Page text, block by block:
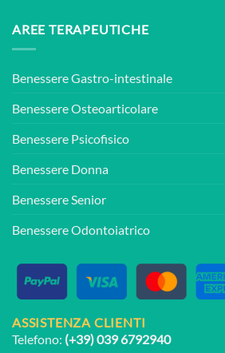
AREE TERAPEUTICHE
Benessere Gastro-intestinale
Benessere Osteoarticolare
Benessere Psicofisico
Benessere Donna
Benessere Senior
Benessere Odontoiatrico
ASSISTENZA CLIENTI
Telefono: (+39) 039 6792940